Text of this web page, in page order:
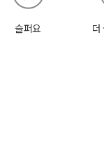
슬퍼요 더